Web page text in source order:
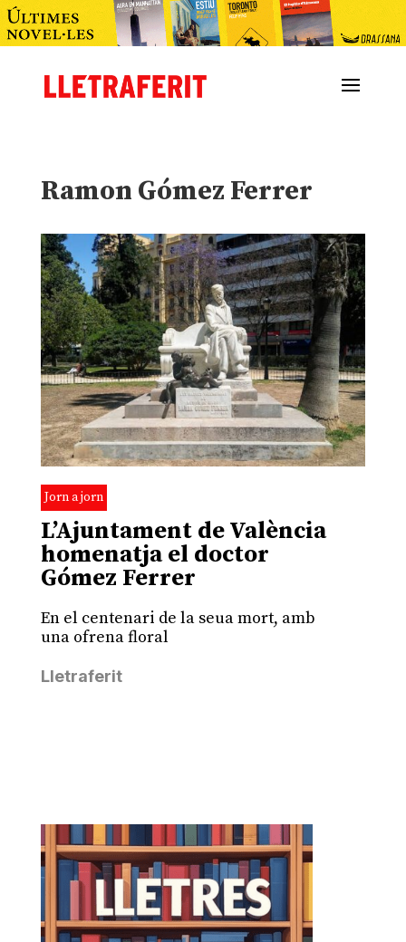
Ramon Gómez Ferrer
Jorn a jorn
L’Ajuntament de València
homenatja el doctor
Gómez Ferrer
En el centenari de la seua mort, amb
una ofrena floral
Lletraferit